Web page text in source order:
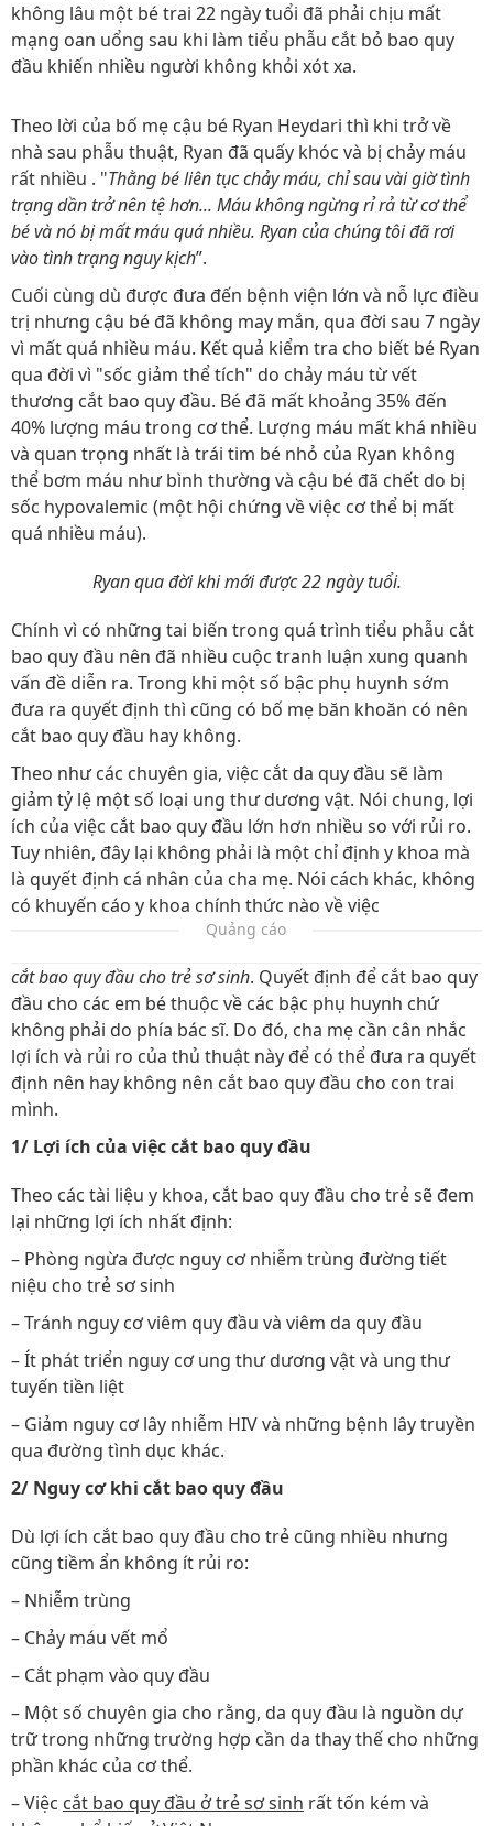
không lâu một bé trai 22 ngày tuổi đã phải chịu mất
mạng oan uổng sau khi làm tiểu phẫu cắt bỏ bao quy
đầu khiến nhiều người không khỏi xót xa.
Theo lời của bố mẹ cậu bé Ryan Heydari thì khi trở về
nhà sau phẫu thuật, Ryan đã quấy khóc và bị chảy máu
rất nhiều . "Thằng bé liên tục chảy máu, chỉ sau vài giờ tình
trạng dần trở nên tệ hơn... Máu không ngừng rỉ rả từ cơ thể
bé và nó bị mất máu quá nhiều. Ryan của chúng tôi đã rơi
vào tình trạng nguy kịch”.
Cuối cùng dù được đưa đến bệnh viện lớn và nỗ lực điều
trị nhưng cậu bé đã không may mắn, qua đời sau 7 ngày
vì mất quá nhiều máu. Kết quả kiểm tra cho biết bé Ryan
qua đời vì "sốc giảm thể tích" do chảy máu từ vết
thương cắt bao quy đầu. Bé đã mất khoảng 35% đến
40% lượng máu trong cơ thể. Lượng máu mất khá nhiều
và quan trọng nhất là trái tim bé nhỏ của Ryan không
thể bơm máu như bình thường và cậu bé đã chết do bị
sốc hypovalemic (một hội chứng về việc cơ thể bị mất
quá nhiều máu).
Ryan qua đời khi mới được 22 ngày tuổi.
Chính vì có những tai biến trong quá trình tiểu phẫu cắt
bao quy đầu nên đã nhiều cuộc tranh luận xung quanh
vấn đề diễn ra. Trong khi một số bậc phụ huynh sớm
đưa ra quyết định thì cũng có bố mẹ băn khoăn có nên
cắt bao quy đầu hay không.
Theo như các chuyên gia, việc cắt da quy đầu sẽ làm
giảm tỷ lệ một số loại ung thư dương vật. Nói chung, lợi
ích của việc cắt bao quy đầu lớn hơn nhiều so với rủi ro.
Tuy nhiên, đây lại không phải là một chỉ định y khoa mà
là quyết định cá nhân của cha mẹ. Nói cách khác, không
có khuyến cáo y khoa chính thức nào về việc
Quảng cáo
cắt bao quy đầu cho trẻ sơ sinh. Quyết định để cắt bao quy
đầu cho các em bé thuộc về các bậc phụ huynh chứ
không phải do phía bác sĩ. Do đó, cha mẹ cần cân nhắc
lợi ích và rủi ro của thủ thuật này để có thể đưa ra quyết
định nên hay không nên cắt bao quy đầu cho con trai
mình.
1/ Lợi ích của việc cắt bao quy đầu
Theo các tài liệu y khoa, cắt bao quy đầu cho trẻ sẽ đem
lại những lợi ích nhất định:
– Phòng ngừa được nguy cơ nhiễm trùng đường tiết
niệu cho trẻ sơ sinh
– Tránh nguy cơ viêm quy đầu và viêm da quy đầu
– Ít phát triển nguy cơ ung thư dương vật và ung thư
tuyến tiền liệt
– Giảm nguy cơ lây nhiễm HIV và những bệnh lây truyền
qua đường tình dục khác.
2/ Nguy cơ khi cắt bao quy đầu
Dù lợi ích cắt bao quy đầu cho trẻ cũng nhiều nhưng
cũng tiềm ẩn không ít rủi ro:
– Nhiễm trùng
– Chảy máu vết mổ
– Cắt phạm vào quy đầu
– Một số chuyên gia cho rằng, da quy đầu là nguồn dự
trữ trong những trường hợp cần da thay thế cho những
phần khác của cơ thể.
– Việc cắt bao quy đầu ở trẻ sơ sinh rất tốn kém và